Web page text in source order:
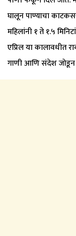
घालून पाण्याचा
महिलांनी १ ते १.५
एप्रिल या कालावधीत
गाणी आणि संदेश